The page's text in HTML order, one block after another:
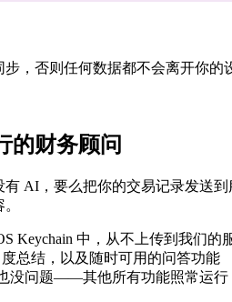
，否则任何数据都不会离开你的
的财务顾问
AI，要么把你的交易记录发送
Keychain 中，从不上传到我们的
总结，以及随时可用的问答功能
没问题——其他所有功能照常运行